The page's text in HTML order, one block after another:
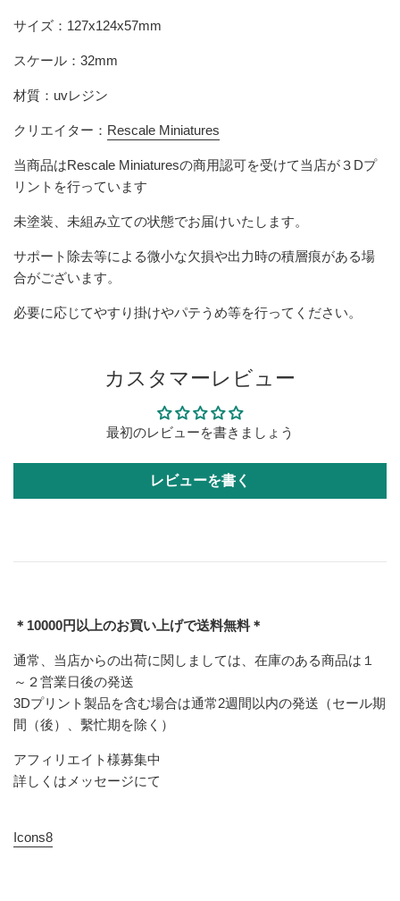
サイズ：127x124x57mm
スケール：32mm
材質：uvレジン
クリエイター： Rescale Miniatures
当商品はRescale Miniaturesの商用認可を受けて当店が３Dプ
リントを行っています
未塗装、未組み立ての状態でお届けいたします。
サポート除去等による微小な欠損や出力時の積層痕がある場
合がございます。
必要に応じてやすり掛けやパテうめ等を行ってください。
カスタマーレビュー
最初のレビューを書きましょう
レビューを書く
＊10000円以上のお買い上げで送料無料＊
通常、当店からの出荷に関しましては、在庫のある商品は１
～２営業日後の発送
3Dプリント製品を含む場合は通常2週間以内の発送（セール期
間（後）、繫忙期を除く）
アフィリエイト様募集中
詳しくはメッセージにて
Icons8